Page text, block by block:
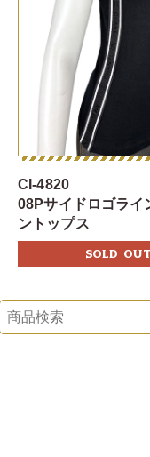
CI-4820
08Pサイドロゴライ
ントップス
SOLD